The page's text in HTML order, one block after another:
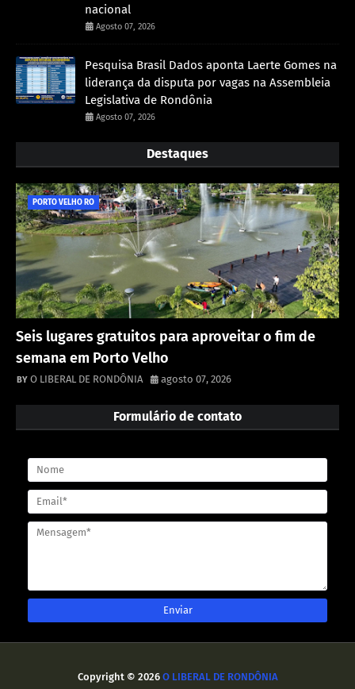
nacional
Agosto 07, 2026
Pesquisa Brasil Dados aponta Laerte Gomes na
liderança da disputa por vagas na Assembleia
Legislativa de Rondônia
Agosto 07, 2026
Destaques
PORTO VELHO RO
Seis lugares gratuitos para aproveitar o fim de
semana em Porto Velho
O LIBERAL DE RONDÔNIA agosto 07, 2026
Formulário de contato
Copyright © 2026 O LIBERAL DE RONDÔNIA